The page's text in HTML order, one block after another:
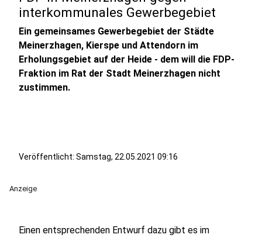
interkommunales Gewerbegebiet
Ein gemeinsames Gewerbegebiet der Städte
Meinerzhagen, Kierspe und Attendorn im
Erholungsgebiet auf der Heide - dem will die FDP-
Fraktion im Rat der Stadt Meinerzhagen nicht
zustimmen.
Veröffentlicht: Samstag, 22.05.2021 09:16
Anzeige
Einen entsprechenden Entwurf dazu gibt es im